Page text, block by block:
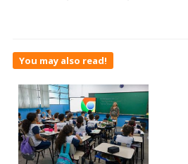
You may also read!